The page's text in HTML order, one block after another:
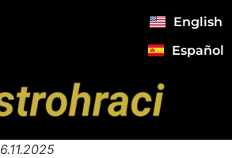
English
Español